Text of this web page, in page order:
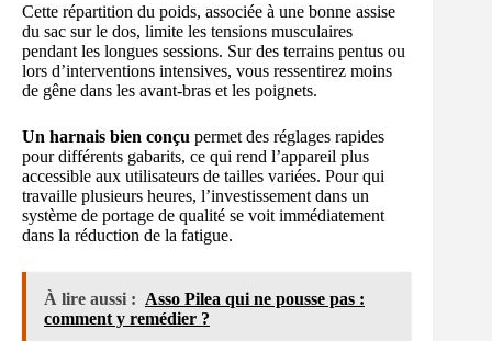
Cette répartition du poids, associée à une bonne assise
du sac sur le dos, limite les tensions musculaires
pendant les longues sessions. Sur des terrains pentus ou
lors d’interventions intensives, vous ressentirez moins
de gêne dans les avant-bras et les poignets.
Un harnais bien conçu permet des réglages rapides
pour différents gabarits, ce qui rend l’appareil plus
accessible aux utilisateurs de tailles variées. Pour qui
travaille plusieurs heures, l’investissement dans un
système de portage de qualité se voit immédiatement
dans la réduction de la fatigue.
À lire aussi : Asso Pilea qui ne pousse pas :
comment y remédier ?